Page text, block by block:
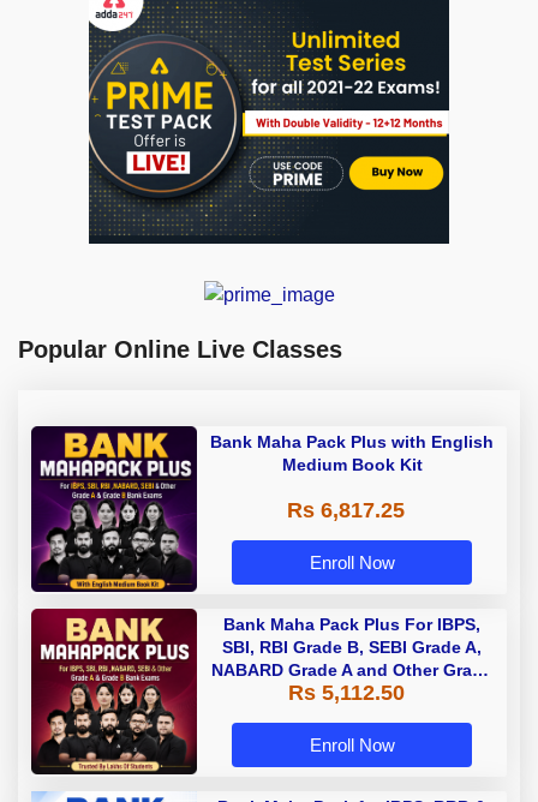
Popular Online Live Classes
Bank Maha Pack Plus with English
Medium Book Kit
Rs 6,817.25
Enroll Now
Bank Maha Pack Plus For IBPS,
SBI, RBI Grade B, SEBI Grade A,
NABARD Grade A and Other Grade
A & Grade B Bank Exams
Rs 5,112.50
Enroll Now